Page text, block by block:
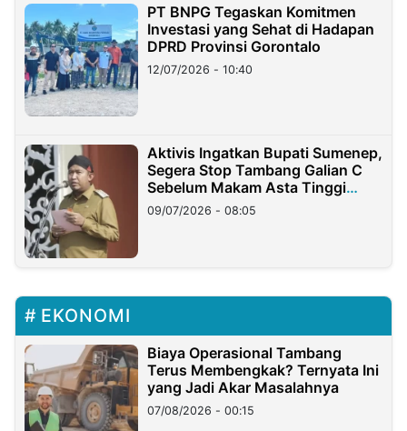
PT BNPG Tegaskan Komitmen
Investasi yang Sehat di Hadapan
DPRD Provinsi Gorontalo
12/07/2026 - 10:40
Aktivis Ingatkan Bupati Sumenep,
Segera Stop Tambang Galian C
Sebelum Makam Asta Tinggi
Longsor
09/07/2026 - 08:05
EKONOMI
Biaya Operasional Tambang
Terus Membengkak? Ternyata Ini
yang Jadi Akar Masalahnya
07/08/2026 - 00:15